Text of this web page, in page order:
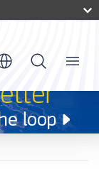
Menu